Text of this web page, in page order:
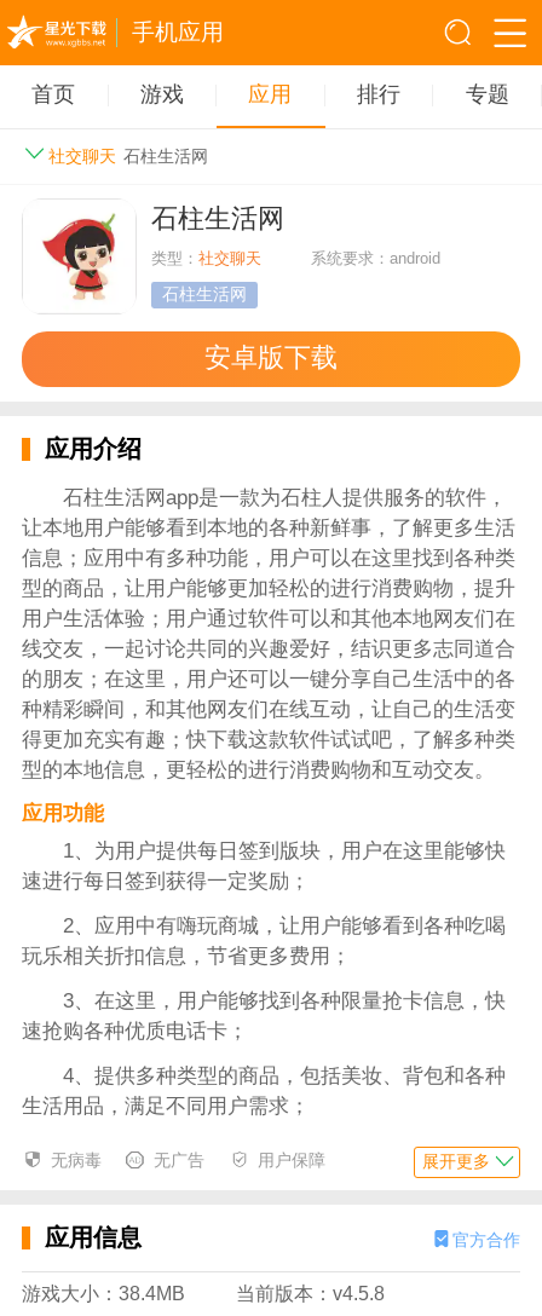
手机应用
首页 游戏 应用 排行 专题
社交聊天 石柱生活网
石柱生活网
类型：社交聊天 系统要求：android
石柱生活网
安卓版下载
应用介绍
石柱生活网app是一款为石柱人提供服务的软件，
让本地用户能够看到本地的各种新鲜事，了解更多生活
信息；应用中有多种功能，用户可以在这里找到各种类
型的商品，让用户能够更加轻松的进行消费购物，提升
用户生活体验；用户通过软件可以和其他本地网友们在
线交友，一起讨论共同的兴趣爱好，结识更多志同道合
的朋友；在这里，用户还可以一键分享自己生活中的各
种精彩瞬间，和其他网友们在线互动，让自己的生活变
得更加充实有趣；快下载这款软件试试吧，了解多种类
型的本地信息，更轻松的进行消费购物和互动交友。
应用功能
1、为用户提供每日签到版块，用户在这里能够快
速进行每日签到获得一定奖励；
2、应用中有嗨玩商城，让用户能够看到各种吃喝
玩乐相关折扣信息，节省更多费用；
3、在这里，用户能够找到各种限量抢卡信息，快
速抢购各种优质电话卡；
4、提供多种类型的商品，包括美妆、背包和各种
生活用品，满足不同用户需求；
5、拥有版块编辑功能，用户可以一键添加或删除
6、用户通过软件可以看到自己本地的天气信息，
了解最近的天气变化情况；
应用特色
无病毒 无广告 用户保障 展开更多
应用信息 官方合作
游戏大小：38.4MB
当前版本：v4.5.8